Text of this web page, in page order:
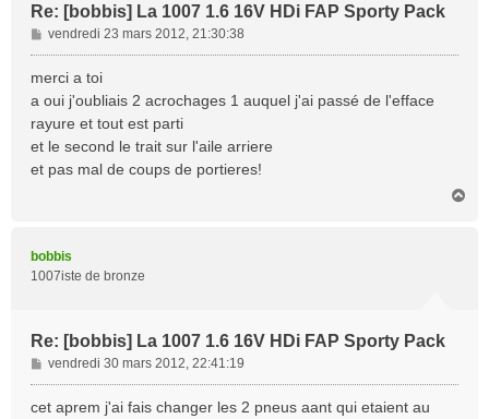
Re: [bobbis] La 1007 1.6 16V HDi FAP Sporty Pack
M
e
a
g
e
vendredi 23 mars 2012, 21:30:38
merci a toi
a oui j'oubliais 2 acrochages 1 auquel j'ai passé de l'efface
rayure et tout est parti
et le second le trait sur l'aile arriere
et pas mal de coups de portieres!
bobbis
1007iste de bronze
Re: [bobbis] La 1007 1.6 16V HDi FAP Sporty Pack
M
e
s
vendredi 30 mars 2012, 22:41:19
cet aprem j'ai fais changer les 2 pneus aant qui etaient au